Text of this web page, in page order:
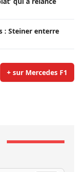
: Steiner enterre
+ sur Mercedes F1